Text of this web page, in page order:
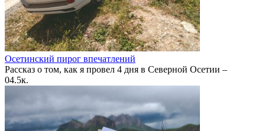
Осетинский пирог впечатлений
Рассказ о том, как я провел 4 дня в Северной Осетии –
04.5к.